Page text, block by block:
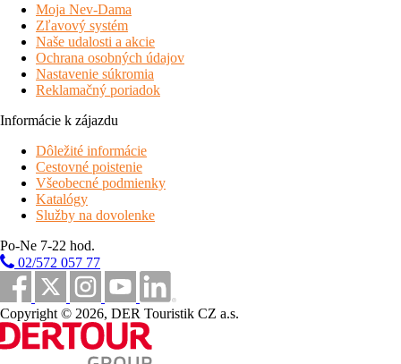
Moja Nev-Dama
Zľavový systém
Naše udalosti a akcie
Ochrana osobných údajov
Nastavenie súkromia
Reklamačný poriadok
Informácie k zájazdu
Dôležité informácie
Cestovné poistenie
Všeobecné podmienky
Katalógy
Služby na dovolenke
Po-Ne 7-22 hod.
02/572 057 77
Copyright © 2026, DER Touristik CZ a.s.